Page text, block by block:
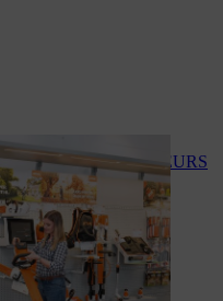
DES REVENDEURS